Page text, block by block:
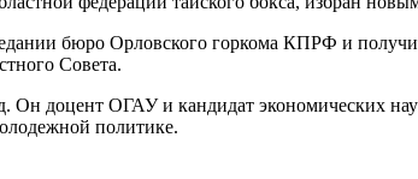
бюро Орловского горкома КПРФ и
Совета.
Он доцент ОГАУ и кандидат экономических
политике.